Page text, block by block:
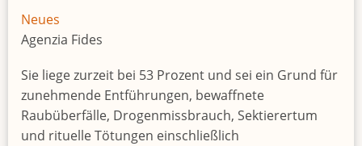
Neues
Agenzia Fides
Sie liege zurzeit bei 53 Prozent und sei ein Grund für
zunehmende Entführungen, bewaffnete
Raubüberfälle, Drogenmissbrauch, Sektierertum
und rituelle Tötungen einschließlich